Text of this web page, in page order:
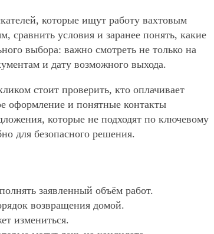
которые ищут работу вахтовым
условия и заранее понять, какие
выбора: важно смотреть не только на
и дату возможного выхода.
стоит проверить, кто оплачивает
оформление и понятные контакты
которые не подходят по ключевому
для безопасного решения.
заявленный объём работ.
возвращения домой.
измениться.